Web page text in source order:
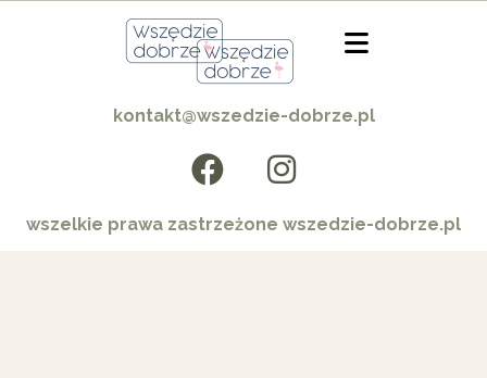
kontakt@wszedzie-dobrze.pl
wszelkie prawa zastrzeżone wszedzie-dobrze.pl